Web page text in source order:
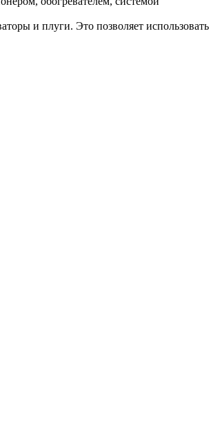
и плуги. Это позволяет использовать